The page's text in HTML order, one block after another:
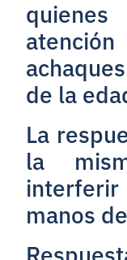
de la
La
la
manos